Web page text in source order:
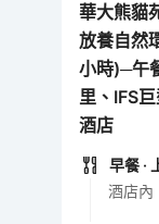
華大熊貓
放養自然
小時)─午
里、IFS
酒店
早餐 ·
酒店內